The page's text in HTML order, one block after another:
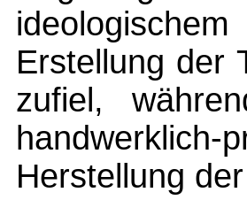
Erstellung der
zufiel,
Herstellung